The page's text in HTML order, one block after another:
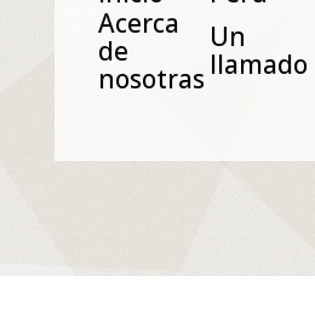
Acerca
de
nosotras
Un
Ilamado